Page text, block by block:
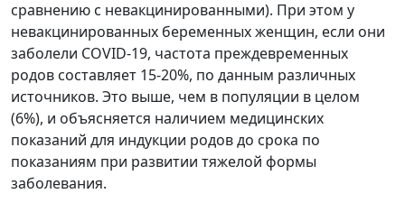
сравнению с невакцинированными). При этом у
невакцинированных беременных женщин, если они
заболели COVID-19, частота преждевременных
родов составляет 15-20%, по данным различных
источников. Это выше, чем в популяции в целом
(6%), и объясняется наличием медицинских
показаний для индукции родов до срока по
показаниям при развитии тяжелой формы
заболевания.